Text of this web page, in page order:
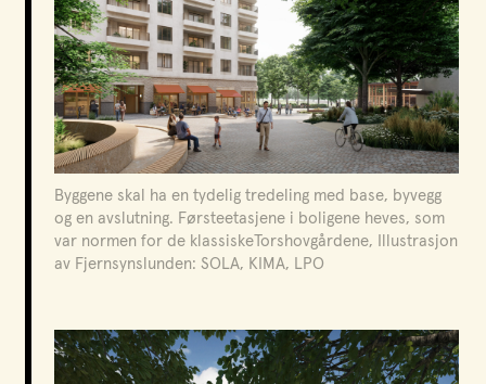
Ferd eiendom
Sted
Oslo
År
2023 - pågående
Prosjektet har en visjon om å skape et mangfoldig,
naturkvaliteter. Det er utviklet en omfattende
stedsanalyse som dokumenterer de kartlegginger og
analyser som legges til grunn for planforslaget.
Byggene skal ha en tydelig tredeling med base, byvegg
og en avslutning. Førsteetasjene i boligene heves, som
var normen for de klassiskeTorshovgårdene, Illustrasjon
av Fjernsynslunden: SOLA, KIMA, LPO